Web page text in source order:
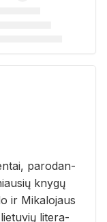
pa­ro­dan­
kny­gų
ir Mi­ka­lo­jaus
lie­tu­vių li­te­ra­